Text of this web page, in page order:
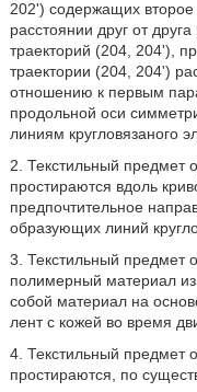
202') содержащих
расстоянии друг от
траекторий (204, 204'),
траектории (204, 204')
отношению к первым
продольной оси
линиям кругловязаного
2. Текстильный предмет
простираются вдоль
предпочтительное
образующих линий
3. Текстильный предмет
полимерный материал
собой материал на
лент с кожей во время
4. Текстильный предмет
простираются, по